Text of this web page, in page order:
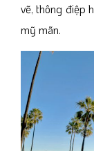
vẽ, thông điệp
mỹ mãn.